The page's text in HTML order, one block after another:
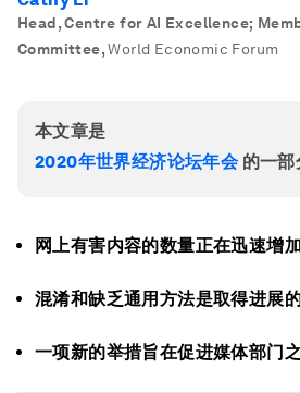
Head, Centre for AI Excellence;
Committee, World Economic Forum
本文章是
2020年世界经济论坛年会的一部
网上有害内容的数量正在迅速增加
混淆和缺乏通用方法是取得进展的
一项新的举措旨在促进媒体部门之